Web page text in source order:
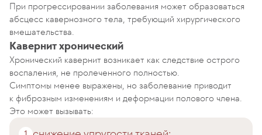
При прогрессировании заболевания может образоваться
абсцесс кавернозного тела, требующий хирургического
вмешательства.
Кавернит хронический
Хронический кавернит возникает как следствие острого
воспаления, не пролеченного полностью.
Симптомы менее выражены, но заболевание приводит
к фиброзным изменениям и деформации полового члена.
Это может вызывать: